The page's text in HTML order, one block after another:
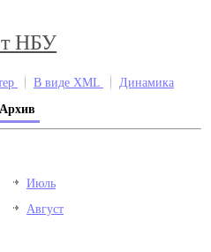
НБУ
В виде XML
Динамика
Архив
Июль
Август